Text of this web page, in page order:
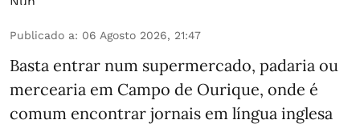
Publicado a: 06 Agosto 2026, 21:47
Basta entrar num supermercado, padaria ou
mercearia em Campo de Ourique, onde é
comum encontrar jornais em língua inglesa